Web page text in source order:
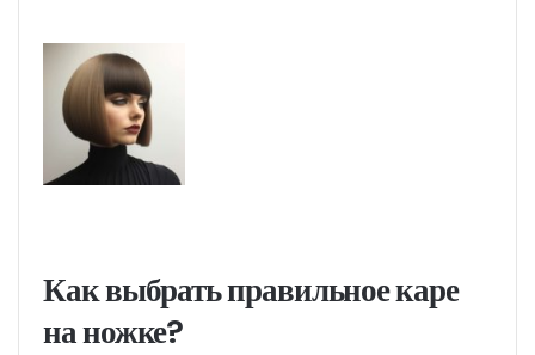
Как выбрать правильное каре
на ножке?